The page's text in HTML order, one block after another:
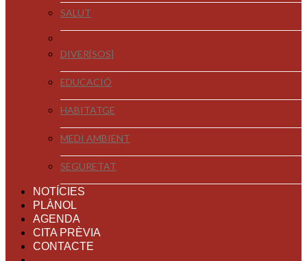
SALUT
DIVER[SOS]
EDUCACIÓ
HABITATGE
MEDI AMBIENT
SEGURETAT
NOTÍCIES
PLÀNOL
AGENDA
CITA PRÈVIA
CONTACTE